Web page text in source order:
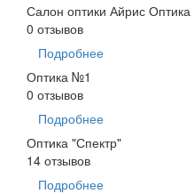
Салон оптики Айрис Оптика
0 отзывов
Подробнее
Оптика №1
0 отзывов
Подробнее
Оптика "Спектр"
14 отзывов
Подробнее